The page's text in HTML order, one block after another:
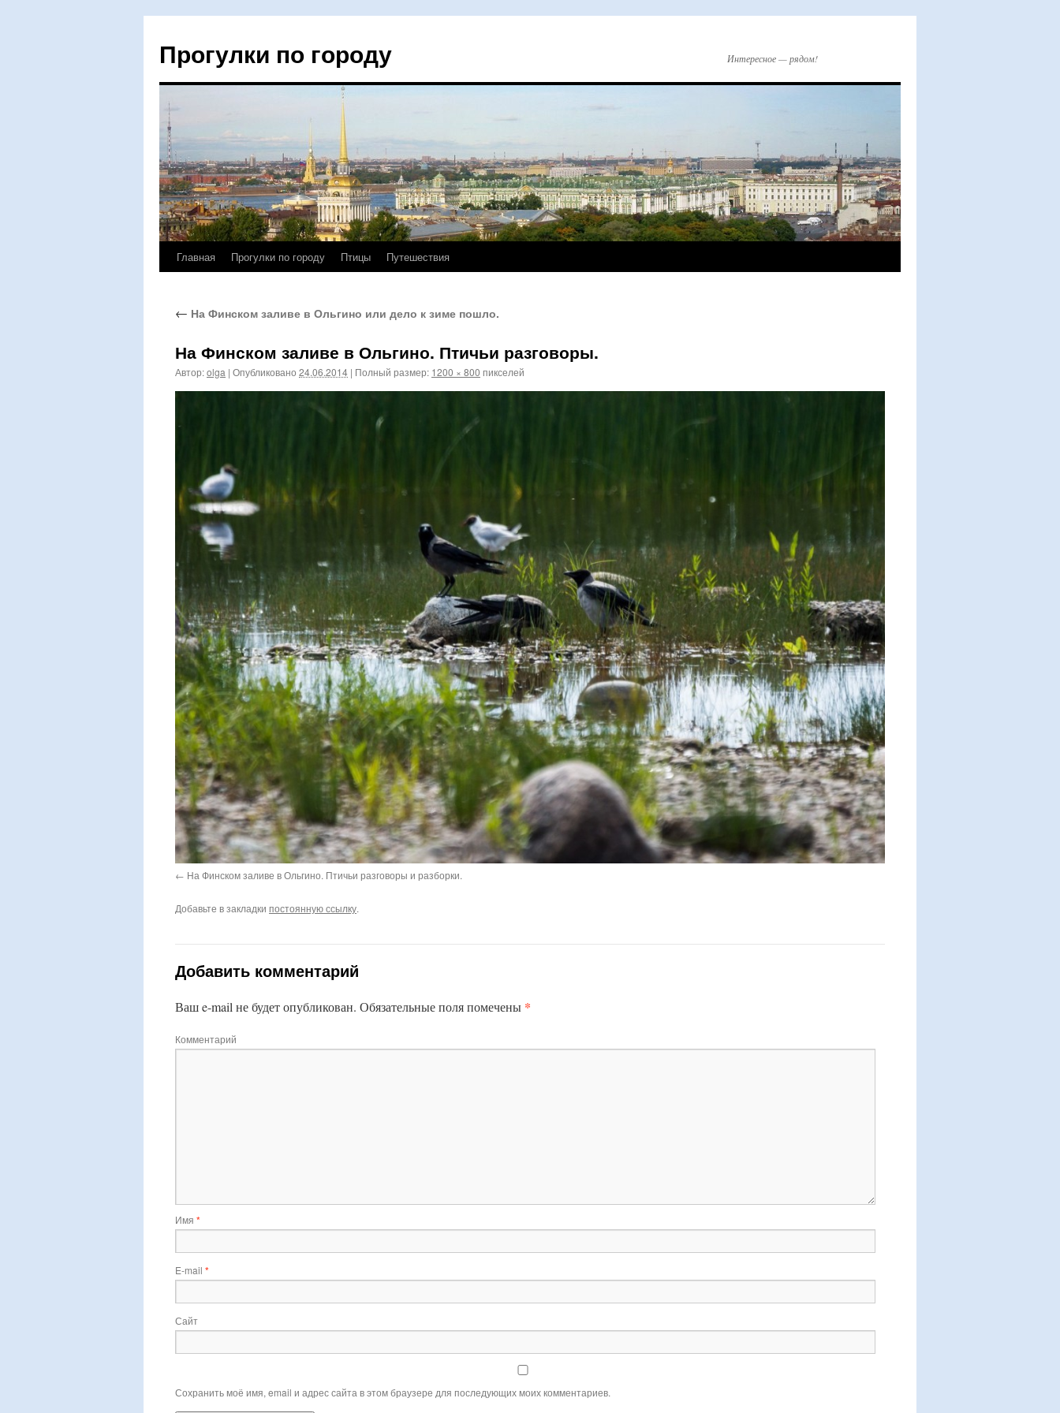
Прогулки по городу Интересное — рядом!
Перейти
содержимому
Главная Прогулки по городу Птицы Путешествия
← На Финском заливе в Ольгино или дело к зиме пошло.
На Финском заливе в Ольгино. Птичьи разговоры.
Автор:olga | Опубликовано 24.06.2014 | Полный размер: 1200 × 800 пикселей
На Финском заливе в Ольгино. Птичьи разговоры и разборки.
Добавьте в закладки постоянную ссылку.
Добавить комментарий
Ваш e-mail не будет опубликован. Обязательные поля помечены *
Комментарий
Имя *
E-mail *
Сайт
Сохранить моё имя, email и адрес сайта в этом браузере для последующих моих комментариев.